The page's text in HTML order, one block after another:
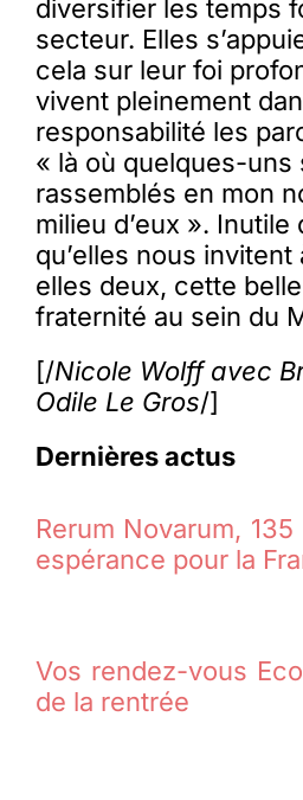
diversifier les temps
secteur. Elles
cela sur leur foi
vivent pleinement
responsabilité les
« là où quelques-uns
rassemblés en mon
milieu d’eux ». Inutile
qu’elles nous
elles deux, cette
fraternité au sein du
[/Nicole Wolff avec
Odile Le Gros/]
Dernières actus
Rerum Novarum,
espérance pour la
Vos rendez-vous
de la rentrée